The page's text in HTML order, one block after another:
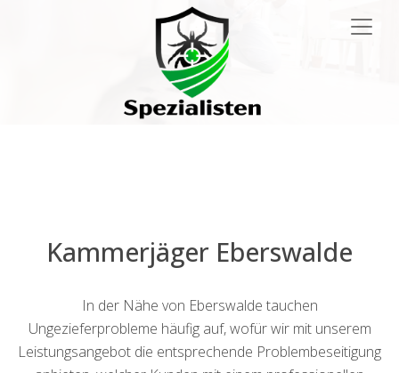
Kammerjäger Eberswalde
In der Nähe von Eberswalde tauchen
Ungezieferprobleme häufig auf, wofür wir mit unserem
Leistungsangebot die entsprechende Problembeseitigung